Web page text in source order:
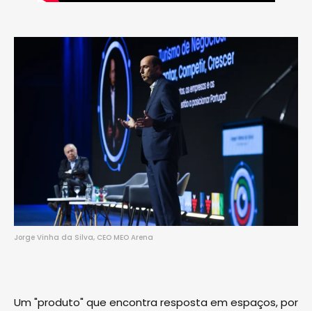
Jorge Vinha da Silva, CEO MEO Arena
Um "produto" que encontra resposta em espaços, por